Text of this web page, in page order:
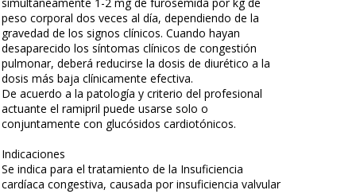
peso corporal dos veces al día, dependiendo de la
gravedad de los signos clínicos. Cuando hayan
desaparecido los síntomas clínicos de congestión
pulmonar, deberá reducirse la dosis de diurético a la
dosis más baja clínicamente efectiva.
De acuerdo a la patología y criterio del profesional
actuante el ramipril puede usarse solo o
conjuntamente con glucósidos cardiotónicos.
Indicaciones
Se indica para el tratamiento de la Insuficiencia
cardíaca congestiva, causada por insuficiencia valvular